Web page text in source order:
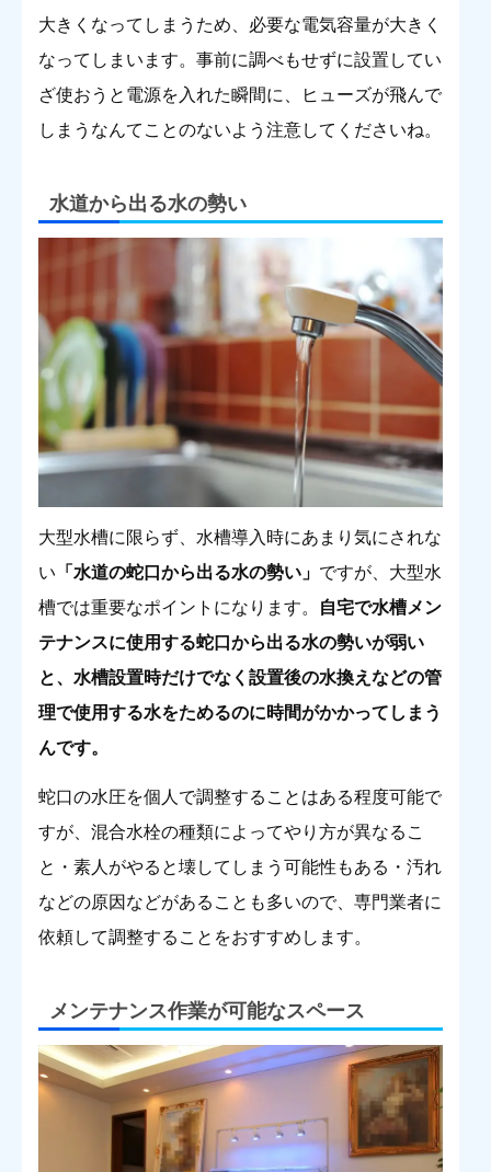
大きくなってしまうため、必要な電気容量が大きく
なってしまいます。事前に調べもせずに設置してい
ざ使おうと電源を入れた瞬間に、ヒューズが飛んで
しまうなんてことのないよう注意してくださいね。
水道から出る水の勢い
大型水槽に限らず、水槽導入時にあまり気にされな
い 「水道の蛇口から出る水の勢い」 ですが、大型水
槽では重要なポイントになります。
自宅で水槽メン
テナンスに使用する蛇口から出る水の勢いが弱い
と、水槽設置時だけでなく設置後の水換えなどの管
理で使用する水をためるのに時間がかかってしまう
んです。
蛇口の水圧を個人で調整することはある程度可能で
すが、混合水栓の種類によってやり方が異なるこ
と・素人がやると壊してしまう可能性もある・汚れ
などの原因などがあることも多いので、専門業者に
依頼して調整することをおすすめします。
メンテナンス作業が可能なスペース